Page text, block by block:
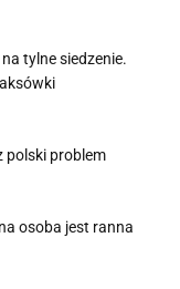
tylne siedzenie.
polski problem
osoba jest ranna